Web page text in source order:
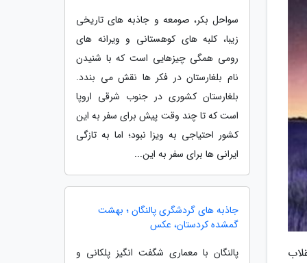
سواحل بکر، صومعه و جاذبه های تاریخی
زیبا، کلبه های کوهستانی و ویرانه های
رومی همگی چیزهایی است که با شنیدن
نام بلغارستان در فکر ها نقش می بندد.
بلغارستان کشوری در جنوب شرقی اروپا
است که تا چند وقت پیش برای سفر به این
کشور احتیاجی به ویزا نبود؛ اما به تازگی
ایرانی ها برای سفر به این...
جاذبه های گردشگری پالنگان ؛ بهشت
گمشده کردستان، عکس
پالنگان با معماری شگفت انگیز پلکانی و